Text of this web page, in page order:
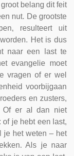
belang dit feit
nut. De grootste
resulteert uit
Het is dus
naar een last te
evangelie moet
vragen of er wel
voorbijgaan
en zusters,
Of er al dan niet
je hebt een last,
je het weten – het
Als je naar